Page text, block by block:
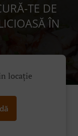
TE DE
ÎN
locație